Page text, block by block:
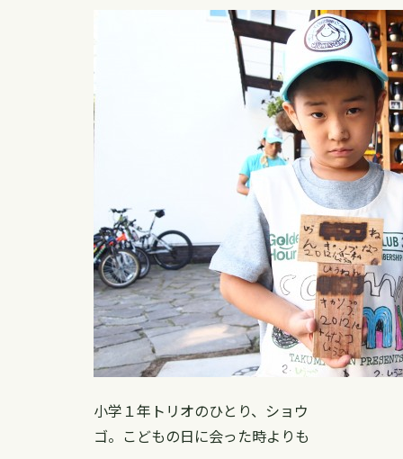
小学１年トリオのひとり、ショウ
ゴ。こどもの日に会った時よりも